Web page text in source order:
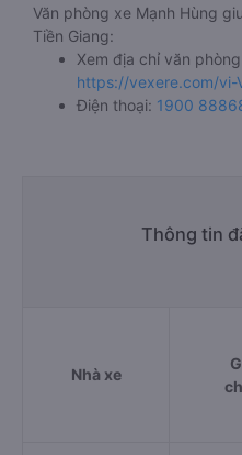
Văn phòng xe Mạnh Hùng
Tiền Giang:
Xem địa chỉ văn
https://vexere.com/vi-
Điện thoại: 1900
Thông tin
Nhà xe